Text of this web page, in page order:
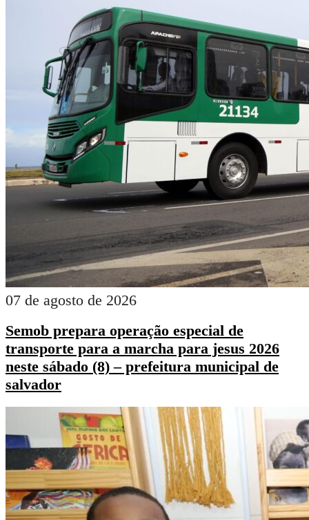
07 de agosto de 2026
Semob prepara operação especial de
transporte para a marcha para jesus 2026
neste sábado (8) – prefeitura municipal de
salvador